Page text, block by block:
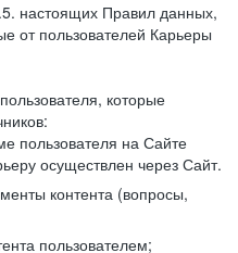
настоящих Правил данных,
от пользователей Карьеры
которые
пользователя на Сайте
осуществлен через Сайт.
контента (вопросы,
пользователем;